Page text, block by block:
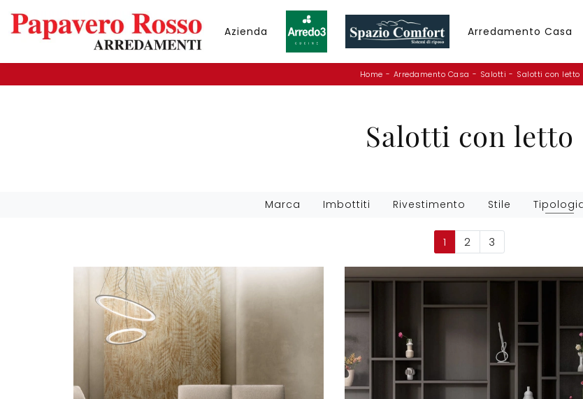
Azienda Arredamento Casa
Home - Arredamento Casa - Salotti - Salotti con letto
Salotti con letto
Marca Imbottiti Rivestimento Stile
1 2 3